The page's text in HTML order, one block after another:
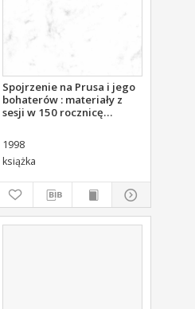
Spojrzenie na Prusa i jego
bohaterów : materiały z
sesji w 150 rocznicę
1998
książka